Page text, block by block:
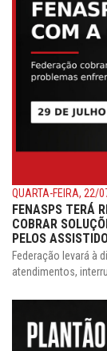
QUARTA-FEIRA, 22/
FENASPS TERÁ
COBRAR
PELOS
Federação levará à
atendimentos,